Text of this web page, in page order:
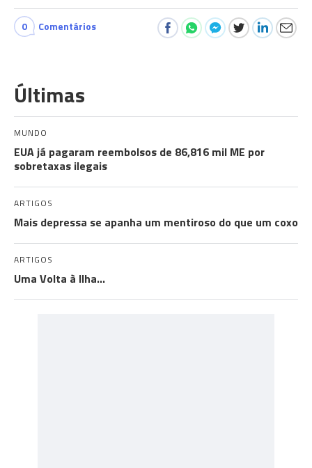
0 Comentários
Últimas
MUNDO
EUA já pagaram reembolsos de 86,816 mil ME por
sobretaxas ilegais
ARTIGOS
Mais depressa se apanha um mentiroso do que um coxo
ARTIGOS
Uma Volta à Ilha…